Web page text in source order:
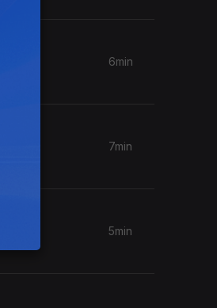
6min
7min
5min